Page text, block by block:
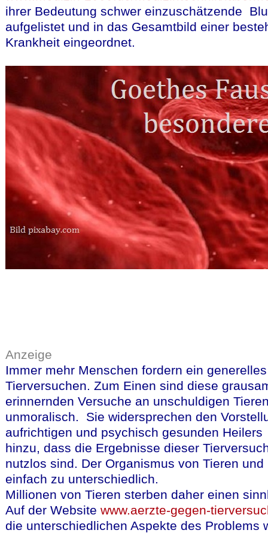
ihrer Bedeutung schwer einzuschätzende
aufgelistet und in das Gesamtbild einer
Krankheit eingeordnet.
Anzeige
Immer mehr Menschen fordern ein
Tierversuchen. Zum Einen sind diese
erinnernden Versuche an unschuldigen
unmoralisch. Sie widersprechen den
aufrichtigen und psychisch gesunden
hinzu, dass die Ergebnisse dieser
nutzlos sind. Der Organismus von Tieren
einfach zu unterschiedlich.
Millionen von Tieren sterben daher einen
Auf der Website www.aerzte-gegen-
die unterschiedlichen Aspekte des Problems